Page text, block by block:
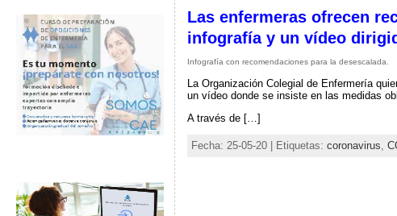
Las enfermeras ofrecen
infografía y un vídeo
Infografía con recomendaciones para la desescalada.
La Organización Colegial de Enfermería
un vídeo donde se insiste en las medidas
A través de […]
Fecha: 25-05-20 | Etiquetas: coronavirus